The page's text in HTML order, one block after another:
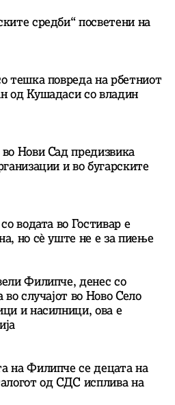
средби“ посветени на
тешка повреда на рбетниот
од Кушадаси со владин
Нови Сад предизвика
и во бугарските
водата во Гостивар е
но сè уште не е за пиење
Филипче, денес со
во случајот во Ново Село
и насилници, ова е
на Филипче се децата на
од СДС исплива на